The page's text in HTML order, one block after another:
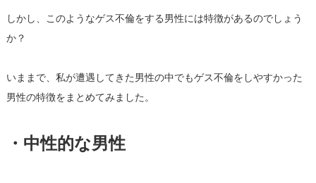
しかし、
このようなゲス不倫をする男性には特徴があるのでしょう
か？
いままで、 私が遭遇してきた男性の中でもゲス不倫をしやすかった
男性の特徴をまとめてみました。
・中性的な男性